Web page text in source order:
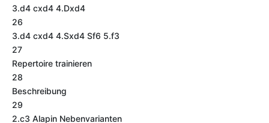
3.d4 cxd4 4.Dxd4
26
3.d4 cxd4 4.Sxd4 Sf6 5.f3
27
Repertoire trainieren
28
Beschreibung
29
2.c3 Alapin Nebenvarianten